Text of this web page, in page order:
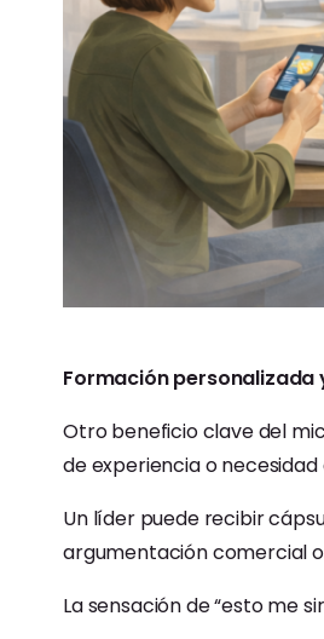
Formación personalizada
Otro beneficio clave del
de experiencia o
Un líder puede recibir
argumentación comercial
La sensación de “esto me